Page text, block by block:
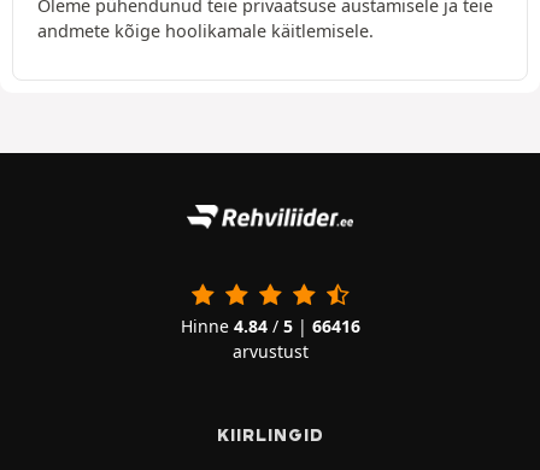
Oleme pühendunud teie privaatsuse austamisele ja teie
andmete kõige hoolikamale käitlemisele.
Hinne 4.84/ 5| 66416
arvustust
KIIRLINGID